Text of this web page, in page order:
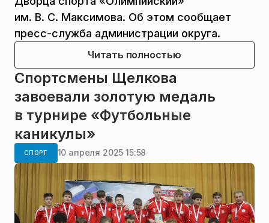
им. В. С. Максимова. Об этом сообщает
пресс-служба администрации округа.
Читать полностью
Спортсмены Щелкова
завоевали золотую медаль
в турнире «Футбольные
каникулы»
СПОРТ 10 апреля 2025 15:58